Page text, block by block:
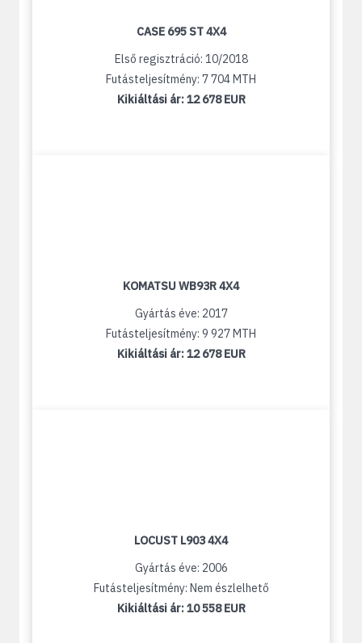
CASE 695 ST 4X4
Első regisztráció: 10/2018
Futásteljesítmény: 7 704 MTH
Kikiáltási ár:12 678 EUR
KOMATSU WB93R 4X4
Gyártás éve: 2017
Futásteljesítmény: 9 927 MTH
Kikiáltási ár:12 678 EUR
LOCUST L903 4X4
Gyártás éve: 2006
Futásteljesítmény: Nem észlelhető
Kikiáltási ár:10 558 EUR